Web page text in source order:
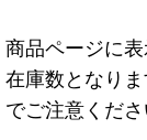
商品ページに
在庫数となり
でご注意くださ